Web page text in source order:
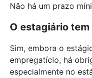
Não há um prazo
O estagiário
Sim, embora o
empregatício, há
especialmente no